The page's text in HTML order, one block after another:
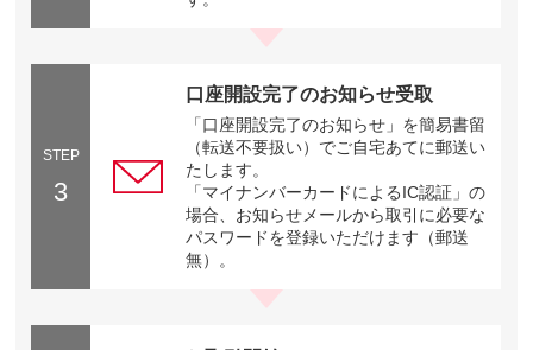
STEP
3
口座開設完了のお知らせ受取
「口座開設完了のお知らせ」を簡易書留
（転送不要扱い）でご自宅あてに郵送い
たします。
「マイナンバーカードによるIC認証」の
場合、お知らせメールから取引に必要な
パスワードを登録いただけます（郵送
無）。